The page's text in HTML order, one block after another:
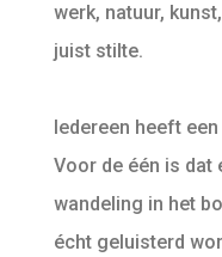
werk, natuur,
juist stilte.
Iedereen heeft
Voor de één is dat
wandeling in het
écht geluisterd